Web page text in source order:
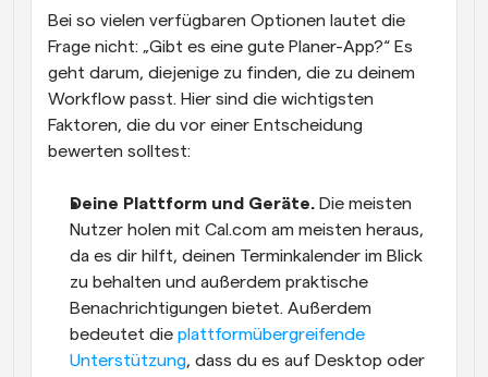
Bei so vielen verfügbaren Optionen lautet die
Frage nicht: „Gibt es eine gute Planer-App?“ Es
geht darum, diejenige zu finden, die zu deinem
Workflow passt. Hier sind die wichtigsten
Faktoren, die du vor einer Entscheidung
bewerten solltest:
Deine Plattform und Geräte. Die meisten
Nutzer holen mit Cal.com am meisten heraus,
da es dir hilft, deinen Terminkalender im Blick
zu behalten und außerdem praktische
Benachrichtigungen bietet. Außerdem
bedeutet die plattformübergreifende
Unterstützung, dass du es auf Desktop oder